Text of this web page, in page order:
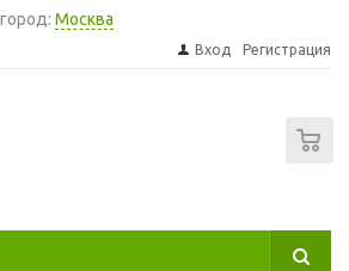
Москва
Вход Регистрация